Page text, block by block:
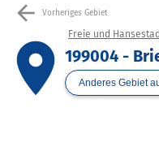
arrow_back Vorheriges Gebiet
place
Freie und
199004 -
Anderes Gebiet